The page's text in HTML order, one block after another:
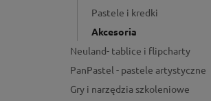
Pastele i kredki
Akcesoria
Neuland- tablice i flipcharty
PanPastel - pastele artystyczne
Gry i narzędzia szkoleniowe